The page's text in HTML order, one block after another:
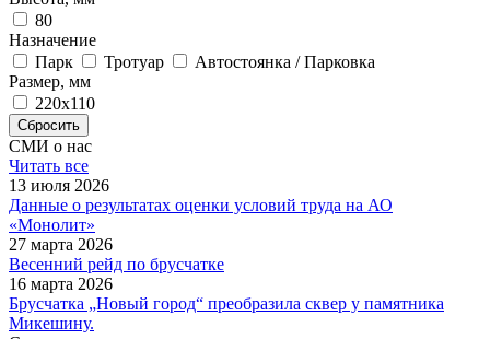
80
Назначение
Парк
Тротуар
Автостоянка / Парковка
Размер, мм
220х110
Сбросить
СМИ о нас
Читать все
13 июля 2026
Данные о результатах оценки условий труда на АО
«Монолит»
27 марта 2026
Весенний рейд по брусчатке
16 марта 2026
Брусчатка „Новый город“ преобразила сквер у памятника
Микешину.